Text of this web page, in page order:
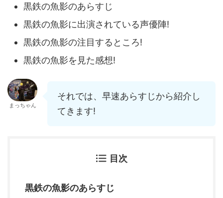
黒鉄の魚影のあらすじ
黒鉄の魚影に出演されている声優陣!
黒鉄の魚影の注目するところ!
黒鉄の魚影を見た感想!
まっちゃん
それでは、早速あらすじから紹介し
てきます!
目次
黒鉄の魚影のあらすじ